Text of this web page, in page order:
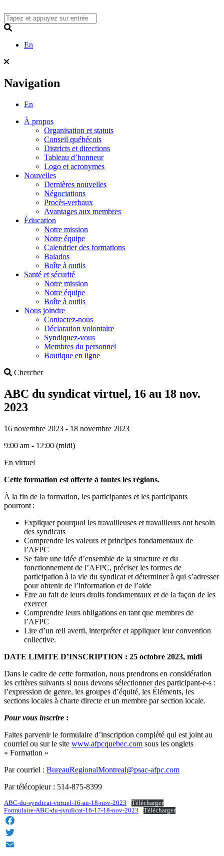
to
content
En
Navigation
En
À propos
Organisation et statuts
Conseil québécois
Districts et directions
Tableau d’honneur
Logo et acronymes
Nouvelles
Dernières nouvelles
Négociations
Procès-verbaux
Avantages aux membres
Éducation
Notre mission
Notre équipe
Calendrier des formations
Balados
Boîte à outils
Santé et sécurité
Notre mission
Notre équipe
Boîte à outils
Nous joindre
Contactez-nous
Déclaration volontaire
Syndiquez-vous
Membres du personnel
Boutique en ligne
ChercherSearch
ABC du syndicat virtuel, 16 au 18 nov.
2023
16 novembre 2023 - 18 novembre 2023
9:00 am - 12:00 (midi)
En virtuel
Cette formation est offerte à toutes les régions.
À la fin de la formation, les participantes et les participants
pourront :
Expliquer pourquoi les travailleuses et travailleurs ont besoin
des syndicats
Comprendre les valeurs et principes fondamentaux de
l’AFPC
Se faire une idée d’ensemble de la structure et du
fonctionnement de l’AFPC, préciser les formes de
participation à la vie du syndicat et déterminer à qui s’adresser
pour obtenir de l’information et de l’aide
Être au fait de leurs droits fondamentaux et de la façon de les
exercer
Comprendre leurs obligations en tant que membres de
l’AFPC
Lire d’un œil averti, interpréter et appliquer leur convention
collective.
DATE LIMITE D’INSCRIPTION : 25 octobre 2023, midi
Dans le cadre de cette formation, nous prendrons en considération
les critères suivants si nous devons sélectionner des participant-e-s :
l’expression de genre, les groupes d’équité, les Éléments, les
sections locales à charte directe et un membre par section locale.
Pour vous inscrire :
Faites parvenir le formulaire d’inscription complété qui est joint au
courriel ou sur le site www.afpcquebec.com sous les onglets
« Formation »
Par courriel : BureauRegionalMontreal@psac-afpc.com
Par télécopieur : 514-875-8399
ABC-du-syndicat-virtuel-16-au-18-nov-2023
Télécharger
Formulaire-ABC-du-syndicat-16-17-18-nov-2023
Télécharger
Facebook
Twitter